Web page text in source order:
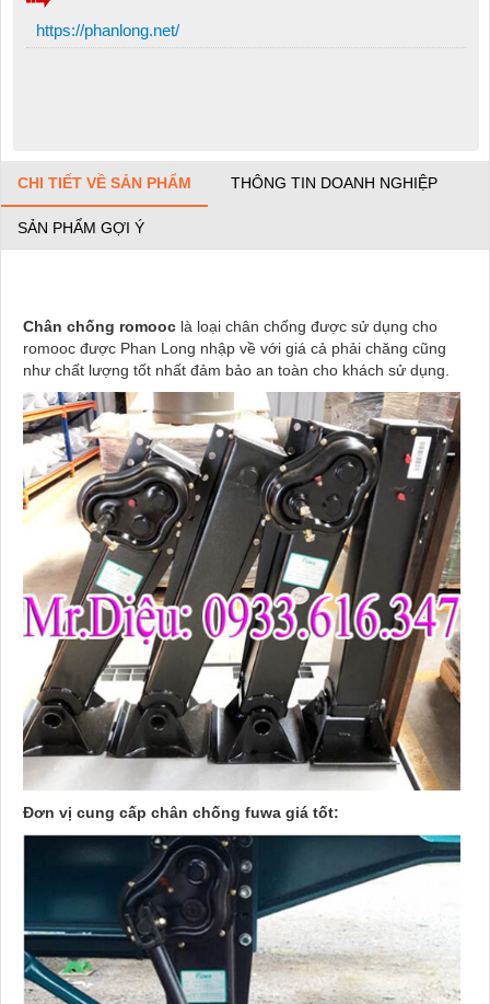
https://phanlong.net/
CHI TIẾT VỀ SẢN PHẨM THÔNG TIN DOANH NGHIỆP
SẢN PHẨM GỢI Ý
Chân chống romooc là loại chân chống được sử dụng cho
romooc được Phan Long nhập về với giá cả phải chăng cũng
như chất lượng tốt nhất đảm bảo an toàn cho khách sử dụng.
Đơn vị cung cấp chân chống fuwa giá tốt: